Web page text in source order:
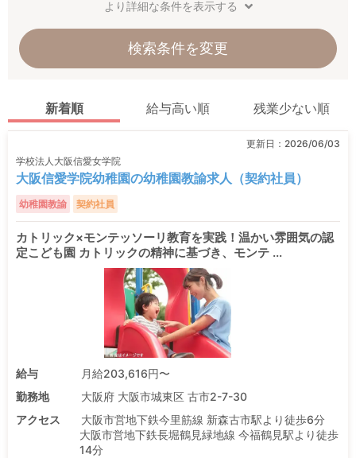
より詳細な条件を表示する
検索条件を変更
新着順 給与高い順 残業少ない順
更新日： 2026/06/03
学校法人大阪信愛女学院
大阪信愛学院幼稚園の幼稚園教諭求人（契約社員）
幼稚園教諭 契約社員
カトリック×モンテッソーリ教育を実践！温かい雰囲気の認
定こども園 カトリックの精神に基づき、モンテ ...
給与
月給203,616円〜
勤務地
大阪府 大阪市城東区 古市2-7-30
アクセス
大阪市営地下鉄今里筋線 新森古市駅より徒歩6分
大阪市営地下鉄長堀鶴見緑地線 今福鶴見駅より徒歩
14分